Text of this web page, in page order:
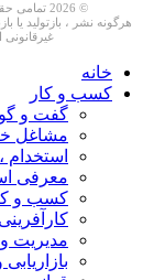
© 2026 تمامی حقوق برای مجله کسب و کار بازده محفوظ می باشد.
هرگونه نشر ، بازتولید
خانه
کسب و کار
گفت و گو
مشاغل
استخدام
معرفی
کسب و
کارآفرینی
مدیریت